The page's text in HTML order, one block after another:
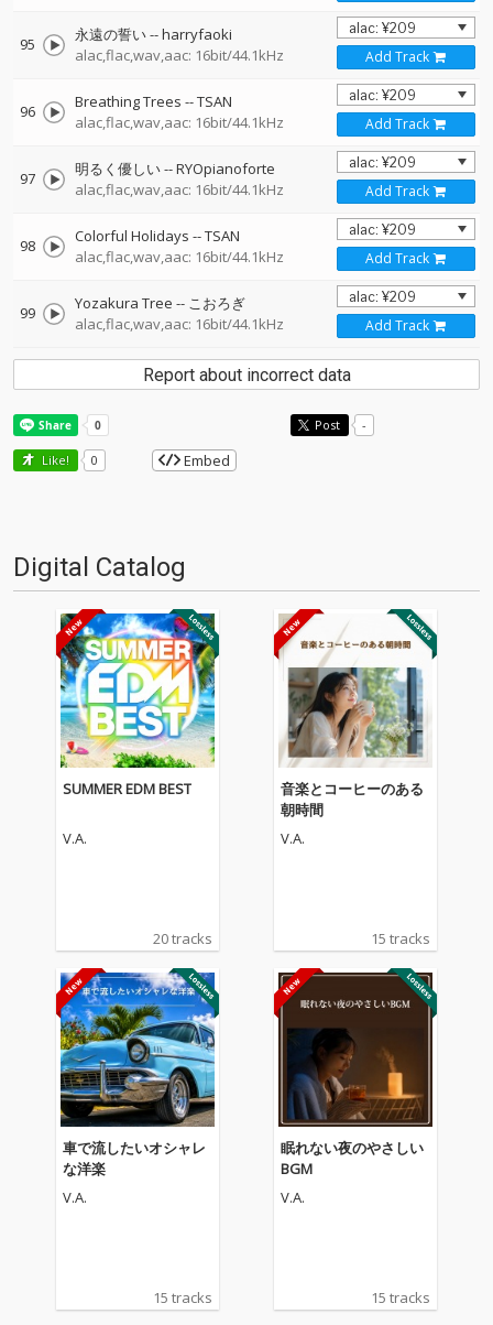
95 永遠の誓い--harryfaoki
alac,flac,wav,aac: 16bit/44.1kHz
Add Track
96 Breathing Trees --TSAN
alac,flac,wav,aac: 16bit/44.1kHz
Add Track
97 明るく優しい--RYOpianoforte
alac,flac,wav,aac: 16bit/44.1kHz
Add Track
98 Colorful Holidays --TSAN
alac,flac,wav,aac: 16bit/44.1kHz
Add Track
99 Yozakura Tree -- こおろぎ
alac,flac,wav,aac: 16bit/44.1kHz
Add Track
Report about incorrect data
Post -
Like! 0 Embed
Digital Catalog
SUMMER EDM BEST
V.A.
20 tracks
音楽とコーヒーのある
朝時間
V.A.
15 tracks
車で流したいオシャレ
な洋楽
V.A.
15 tracks
眠れない夜のやさしい
BGM
V.A.
15 tracks